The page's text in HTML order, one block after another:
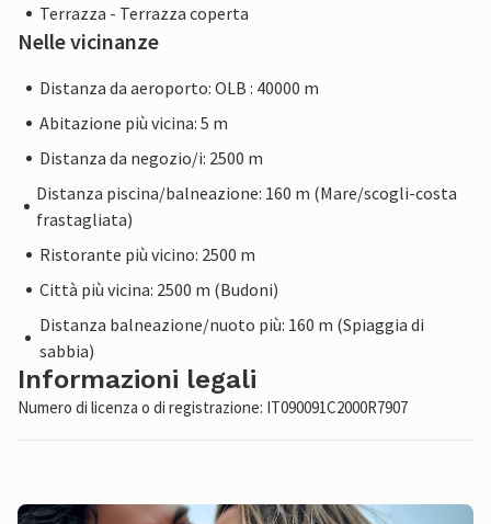
Terrazza - Terrazza coperta
Nelle vicinanze
Distanza da aeroporto: OLB : 40000 m
Abitazione più vicina: 5 m
Distanza da negozio/i: 2500 m
Distanza piscina/balneazione: 160 m (Mare/scogli-costa
frastagliata)
Ristorante più vicino: 2500 m
Città più vicina: 2500 m (Budoni)
Distanza balneazione/nuoto più: 160 m (Spiaggia di
sabbia)
Informazioni legali
Numero di licenza o di registrazione: IT090091C2000R7907